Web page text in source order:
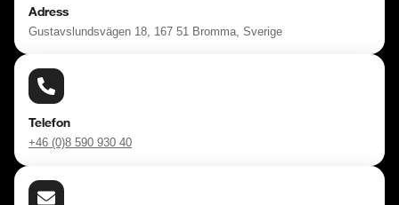
Adress
Gustavslundsvägen 18, 167 51 Bromma, Sverige
Telefon
+46 (0)8 590 930 40